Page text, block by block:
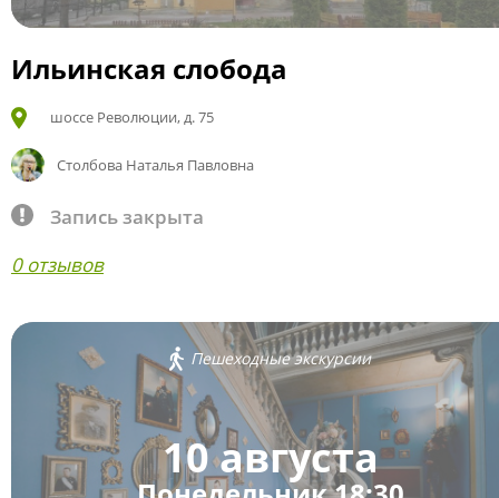
Ильинская слобода
шоссе Революции, д. 75
Столбова Наталья Павловна
Запись закрыта
0 отзывов
Пешеходные экскурсии
10 августа